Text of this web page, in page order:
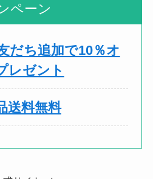
ペーン
だち追加で10％オ
レゼント
送料無料